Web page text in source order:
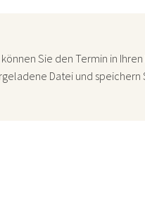
Sie den Termin in
Datei und